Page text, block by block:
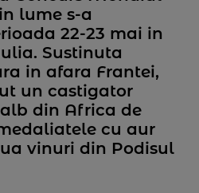
lume s-a
22-23 mai in
Sustinuta
in afara Frantei,
un castigator
din Africa de
cu aur
vinuri din Podisul